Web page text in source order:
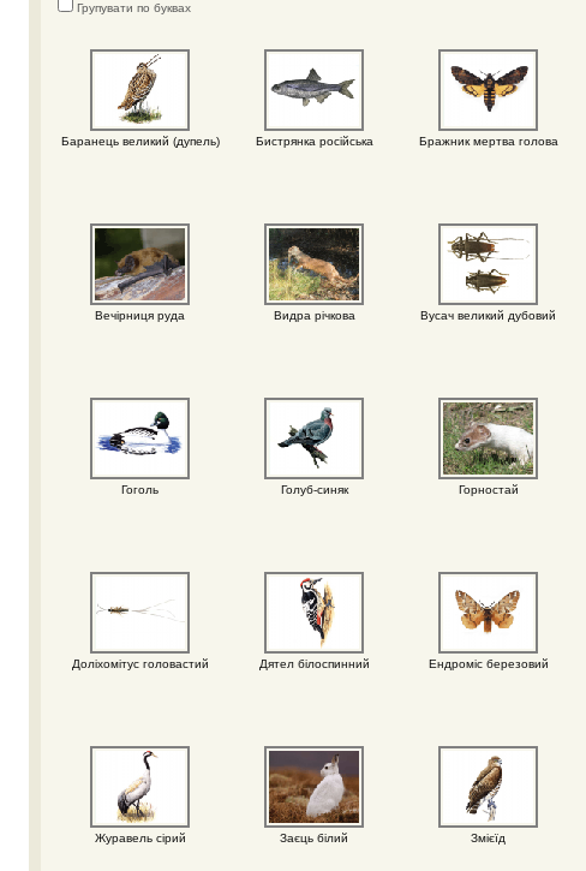
Групувати по буквах
Баранець великий (дупель) Бистрянка російська Бражник мертва голова
Вечірниця руда Видра річкова Вусач великий дубовий
Гоголь Голуб-синяк Горностай
Доліхомітус головастий Дятел білоспинний Ендроміс березовий
Журавель сірий Заєць білий Змієїд